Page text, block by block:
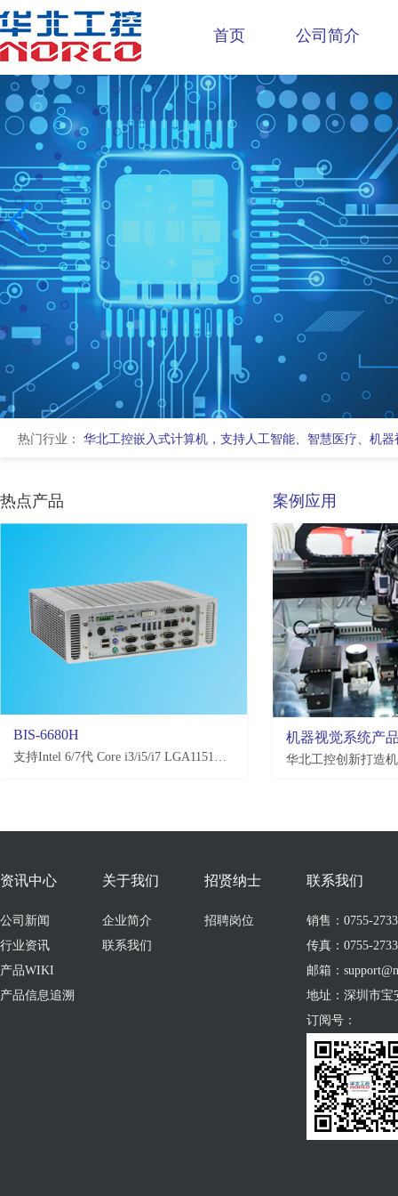
首页 公司简介
热门行业： 华北工控嵌入式计算机，支持人工智能、智慧医疗、机
热点产品
BIS-6680H
支持Intel 6/7代 Core i3/i5/i7 LGA1151处理器，H110/Q170/C236，4*USB3.0, 4*USB2.0，2-10*COM(可选)
EMB-3581
案例应用
机器视觉系统产
资讯中心
公司新闻
行业资讯
产品WIKI
产品信息追溯
关于我们
企业简介
联系我们
招贤纳士
招聘岗位
联系我们
销售：0755-
传真：0755-
邮箱：
地址：深圳市宝
订阅号：